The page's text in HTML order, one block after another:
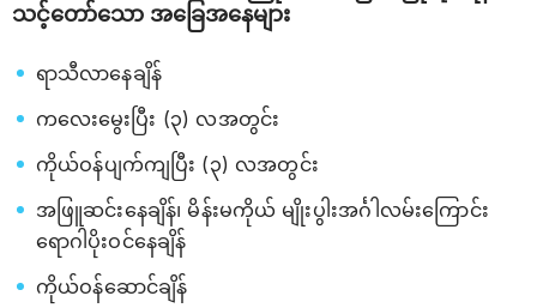
သင့်တော်သော အခြေအနေများ
ရာသီလာနေချိန်
ကလေးမွေးပြီး (၃) လအတွင်း
ကိုယ်ဝန်ပျက်ကျပြီး (၃) လအတွင်း
အဖြူဆင်းနေချိန်၊ မိန်းမကိုယ် မျိုးပွါးအင်္ဂါလမ်းကြောင်း
ရောဂါပိုးဝင်နေချိန်
ကိုယ်ဝန်ဆောင်ချိန်